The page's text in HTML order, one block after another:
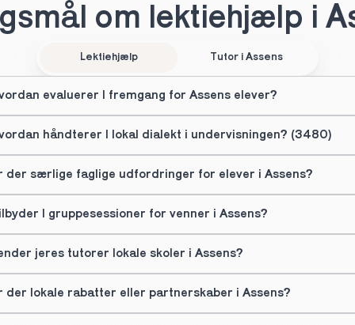
om lektiehjælp i
Lektiehjælp Tutor i Assens
evaluerer I fremgang for Assens elever?
håndterer I lokal dialekt i undervisningen? (3480)
der særlige faglige udfordringer for elever i Assens?
I gruppesessioner for venner i Assens?
jeres tutorer lokale skoler i Assens?
der lokale rabatter eller partnerskaber i Assens?